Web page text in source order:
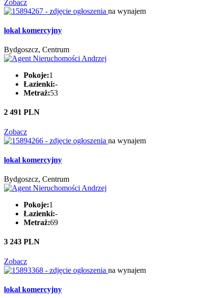
Zobacz
na wynajem
lokal komercyjny
Bydgoszcz, Centrum
Pokoje:1
Łazienki:-
Metraż:53
2 491 PLN
Zobacz
na wynajem
lokal komercyjny
Bydgoszcz, Centrum
Pokoje:1
Łazienki:-
Metraż:69
3 243 PLN
Zobacz
na wynajem
lokal komercyjny